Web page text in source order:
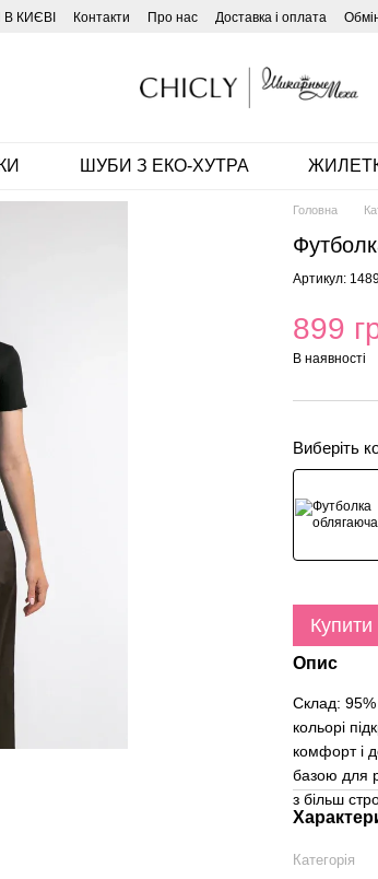
КИЄВІ Контакти Про нас Доставка і оплата
ШУБИ З ЕКО-ХУТРА
Головна
Артикул:
899
В наявності
Виберіть
Купити
Опис
Склад:
кольорі
комфорт і
базою для
з більш
Категорія